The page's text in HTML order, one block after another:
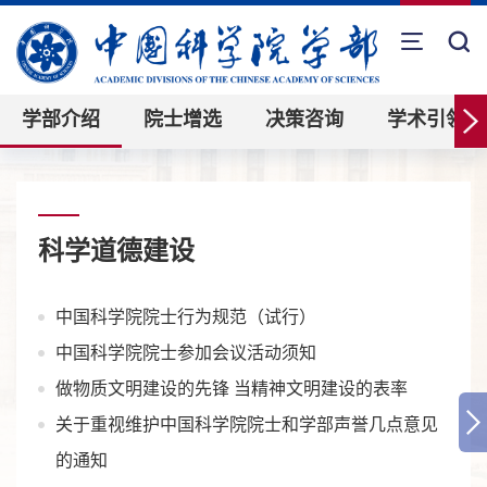
学部介绍 院士增选 决策咨询 学术引领
科学道德建设
中国科学院院士行为规范（试行）
中国科学院院士参加会议活动须知
做物质文明建设的先锋 当精神文明建设的表率
关于重视维护中国科学院院士和学部声誉几点意见
的通知